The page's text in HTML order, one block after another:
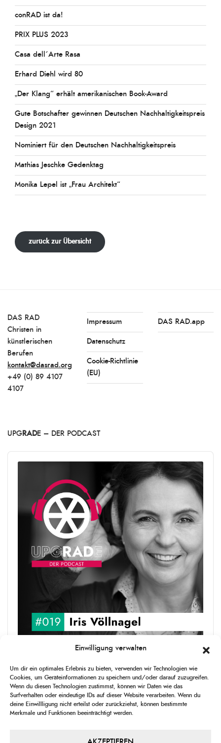
Einwilligung verwalten
Um dir ein optimales Erlebnis zu bieten, verwenden wir Technologien wie
Cookies, um Geräteinformationen zu speichern und/oder darauf zuzugreifen.
Wenn du diesen Technologien zustimmst, können wir Daten wie das
Surfverhalten oder eindeutige IDs auf dieser Website verarbeiten. Wenn du
deine Einwillligung nicht erteilst oder zurückziehst, können bestimmte
Merkmale und Funktionen beeinträchtigt werden.
conRAD ist da!
PRIX PLUS 2023
Casa dell´Arte Rasa
Erhard Diehl wird 80
„Der Klang“ erhält amerikanischen Book-Award
Gute Botschafter gewinnen Deutschen Nachhaltigkeitspreis
Design 2021
Nominiert für den Deutschen Nachhaltigkeitspreis
Mathias Jeschke Gedenktag
Monika Lepel ist „Frau Architekt“
zurück zur Übersicht
DAS RAD
Christen in
künstlerischen
Berufen
kontakt@dasrad.org
+49 (0) 89 4107
4107
Impressum
Datenschutz
Cookie-Richtlinie
(EU)
DAS RAD.app
UPG RADE – DER PODCAST
Audio
Player
Iris Völlnagel hat schon auf unterschiedlichen Kontinenten gelebt
und gearbeitet, spricht mehrere Sprachen und berichtet
leidenschaftlich gerne über das, was sie erlebt – als Journalistin,
[...]